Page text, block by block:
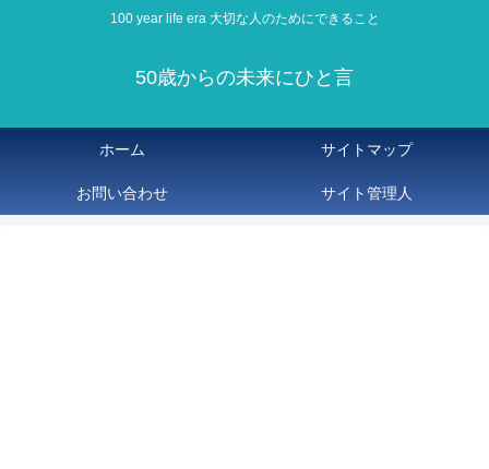
100 year life era 大切な人のためにできること
50歳からの未来にひと言
ホーム サイトマップ
お問い合わせ サイト管理人